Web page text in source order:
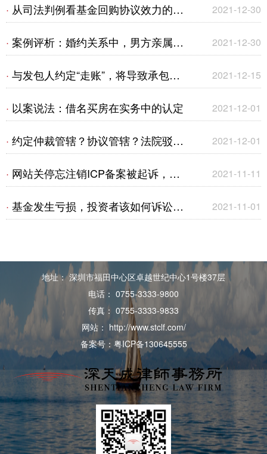
· 从司法判例看基金回购协议效力的认
定
2021-12-30
· 案例评析：婚约关系中，男方亲属给
女方的转账并不一定系借款
2021-12-30
· 与发包人约定“走账”，将导致承包人
建设工程价款优先受偿权的丧失——
2021-12-15
· 以案说法：借名买房在实务中的认定 2021-12-01
· 约定仲裁管辖？协议管辖？法院驳回
全部诉讼请求？——代位权诉讼
2021-12-01
· 网站关停忘注销ICP备案被起诉，代
理被告胜诉不担责｜成功案例
2021-11-11
· 基金发生亏损，投资者该如何诉讼维
2021-11-01
地址： 深圳市福田中心区卓越世纪中心1号楼37层
电话： 0755-3333-9800
传真： 0755-3333-9833
网站： http://www.stclf.com/
备案号：粤ICP备130645555